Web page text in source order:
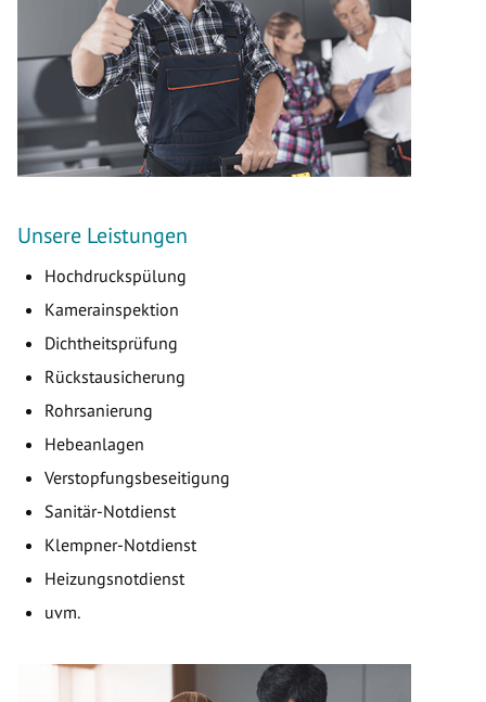
Unsere Leistungen
Hochdruckspülung
Kamerainspektion
Dichtheitsprüfung
Rückstausicherung
Rohrsanierung
Hebeanlagen
Verstopfungsbeseitigung
Sanitär-Notdienst
Klempner-Notdienst
Heizungsnotdienst
uvm.